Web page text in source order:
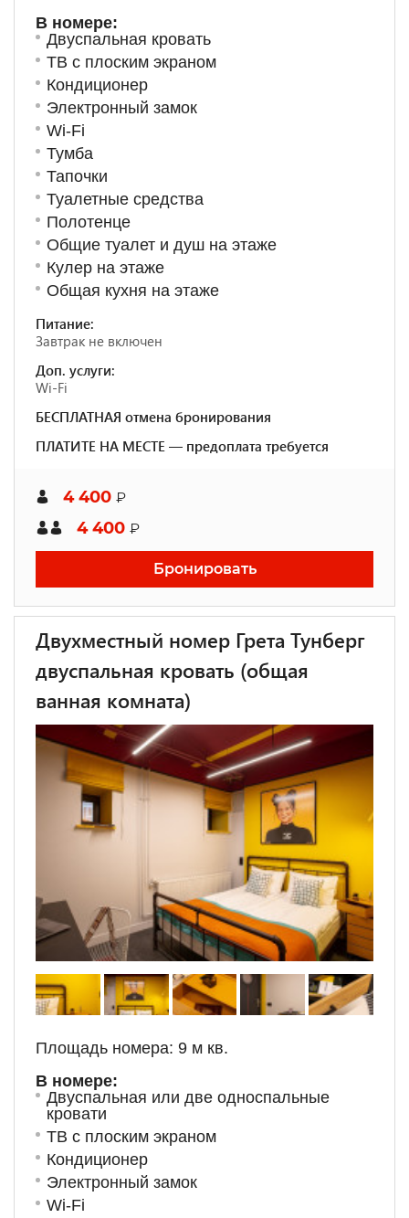
В номере:
Двуспальная кровать
ТВ с плоским экраном
Кондиционер
Электронный замок
Wi-Fi
Тумба
Тапочки
Туалетные средства
Полотенце
Общие туалет и душ на этаже
Кулер на этаже
Общая кухня на этаже
Питание:
Завтрак не включен
Доп. услуги:
Wi-Fi
БЕСПЛАТНАЯ отмена бронирования
ПЛАТИТЕ НА МЕСТЕ — предоплата требуется
4 400 ₽
4 400 ₽
Бронировать
Двухместный номер Грета Тунберг
двуспальная кровать (общая
ванная комната)
Площадь номера: 9 м кв.
В номере:
Двуспальная или две односпальные
кровати
ТВ с плоским экраном
Кондиционер
Электронный замок
Wi-Fi